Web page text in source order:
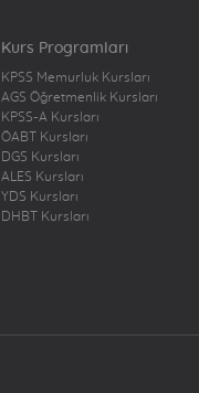
Kurs Programları
KPSS Memurluk Kursları
AGS Öğretmenlik Kursları
KPSS-A Kursları
ÖABT Kursları
DGS Kursları
ALES Kursları
YDS Kursları
DHBT Kursları